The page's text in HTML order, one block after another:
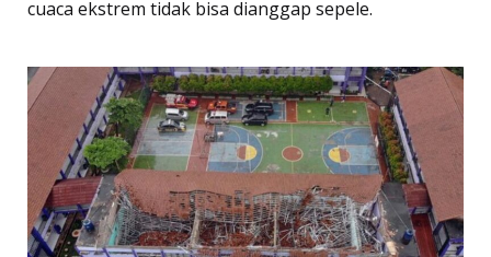
cuaca ekstrem tidak bisa dianggap sepele.